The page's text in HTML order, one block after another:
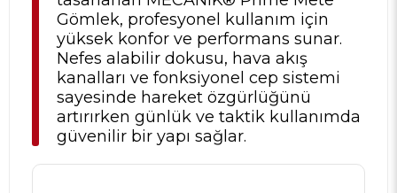
Gömlek, profesyonel kullanım için
yüksek konfor ve performans sunar.
Nefes alabilir dokusu, hava akış
kanalları ve fonksiyonel cep sistemi
sayesinde hareket özgürlüğünü
artırırken günlük ve taktik kullanımda
güvenilir bir yapı sağlar.